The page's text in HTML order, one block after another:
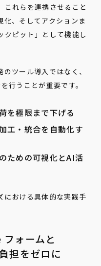
これらを連携させること
化、そしてアクションま
クピット」として機能し
ツール導入ではなく、
行うことが重要です。
を極限まで下げる
工・統合を自動化す
ための可視化とAI活
における具体的な実践手
フォームと
担をゼロに